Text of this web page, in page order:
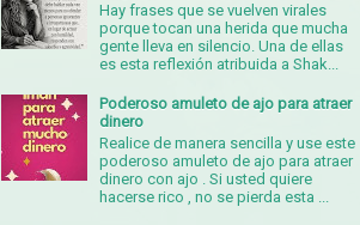
Hay frases que se vuelven virales
porque tocan una herida que mucha
gente lleva en silencio. Una de ellas
es esta reflexión atribuida a Shak...
Poderoso amuleto de ajo para atraer
dinero
Realice de manera sencilla y use este
poderoso amuleto de ajo para atraer
dinero con ajo . Si usted quiere
hacerse rico , no se pierda esta ...